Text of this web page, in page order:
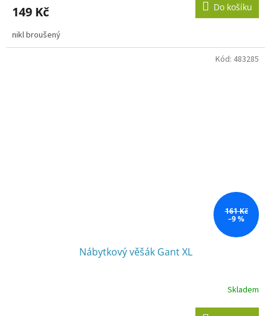
149 Kč Do košíku
nikl broušený
161 Kč
–9 %
Nábytkový věšák Gant XL
Skladem
Kód: 483285